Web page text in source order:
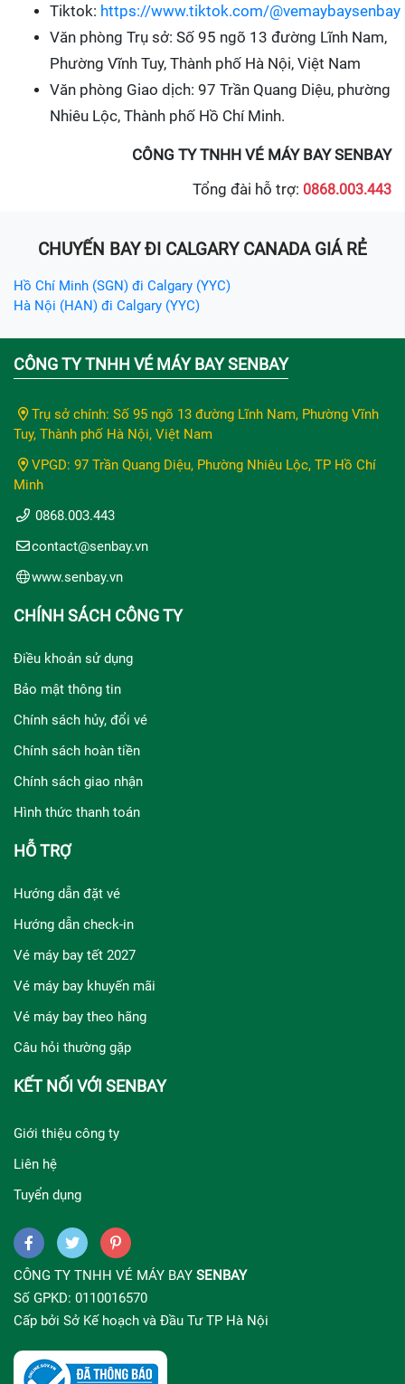
Tiktok: https://www.tiktok.com/@vemaybaysenbay
Văn phòng Trụ sở: Số 95 ngõ 13 đường Lĩnh Nam,
Phường Vĩnh Tuy, Thành phố Hà Nội, Việt Nam
Văn phòng Giao dịch: 97 Trần Quang Diệu, phường
Nhiêu Lộc, Thành phố Hồ Chí Minh.
CÔNG TY TNHH VÉ MÁY BAY SENBAY
Tổng đài hỗ trợ: 0868.003.443
CHUYẾN BAY ĐI CALGARY CANADA GIÁ RẺ
Hồ Chí Minh (SGN) đi Calgary (YYC)
Hà Nội (HAN) đi Calgary (YYC)
CÔNG TY TNHH VÉ MÁY BAY SENBAY
Trụ sở chính: Số 95 ngõ 13 đường Lĩnh Nam, Phường Vĩnh
Tuy, Thành phố Hà Nội, Việt Nam
VPGD: 97 Trần Quang Diệu, Phường Nhiêu Lộc, TP Hồ Chí
Minh
0868.003.443
contact@senbay.vn
www.senbay.vn
CHÍNH SÁCH CÔNG TY
Điều khoản sử dụng
Bảo mật thông tin
Chính sách hủy, đổi vé
Chính sách hoàn tiền
Chính sách giao nhận
Hình thức thanh toán
HỖ TRỢ
Hướng dẫn đặt vé
Hướng dẫn check-in
Vé máy bay tết 2027
Vé máy bay khuyến mãi
Vé máy bay theo hãng
Câu hỏi thường gặp
KẾT NỐI VỚI SENBAY
Giới thiệu công ty
Liên hệ
Tuyển dụng
CÔNG TY TNHH VÉ MÁY BAY SENBAY
Số GPKD: 0110016570
Cấp bởi Sở Kế hoạch và Đầu Tư TP Hà Nội